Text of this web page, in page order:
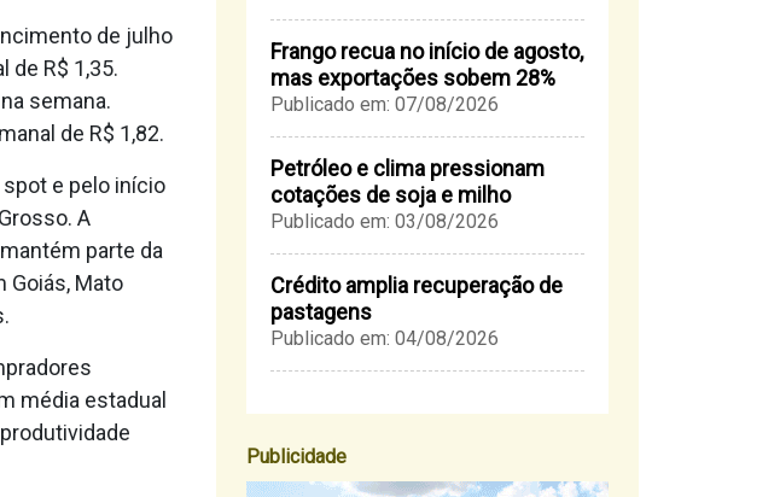
de julho
de R$ 1,35.
semana.
de R$ 1,82.
e pelo início
A
parte da
Goiás, Mato
média estadual
Frango recua no início de agosto,
mas exportações sobem 28%
Publicado em: 07/08/2026
Petróleo e clima pressionam
cotações de soja e milho
Publicado em: 03/08/2026
Crédito amplia recuperação de
pastagens
Publicado em: 04/08/2026
Publicidade